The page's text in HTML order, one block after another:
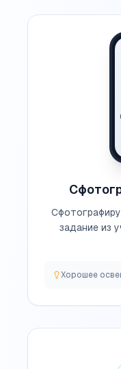
задание из
Хорошее